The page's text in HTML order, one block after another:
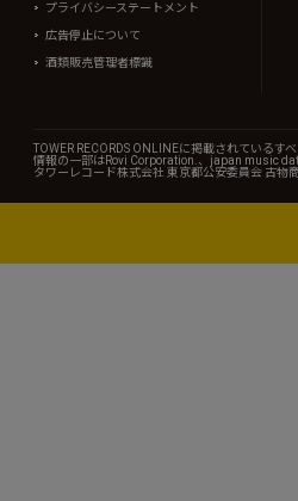
プライバシーステートメント
広告停止について
酒類販売管理者標識
TOWER RECORDS ONLINEに掲載されている
情報の一部はRovi Corporation.、japan music
タワーレコード株式会社 東京都公安委員会 古物